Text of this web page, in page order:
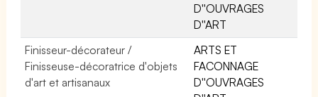
D''OUVRAGES
D''ART
Finisseur-décorateur /
Finisseuse-décoratrice d'objets
d'art et artisanaux
ARTS ET
FACONNAGE
D''OUVRAGES